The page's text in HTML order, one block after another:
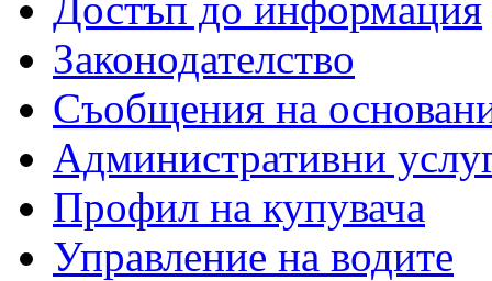
Законодателство
Съобщения на
Административни
Профил на купувача
Управление на водите